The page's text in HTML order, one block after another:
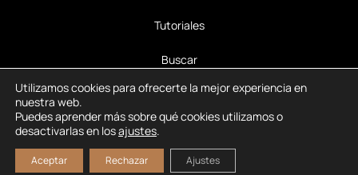
Tutoriales
Buscar
©2026 Carlos Soriano – Diseño Web – Todos los Derechos
Reservados
Utilizamos cookies para ofrecerte la mejor experiencia en
nuestra web.
Puedes aprender más sobre qué cookies utilizamos o
desactivarlas en losajustes.
Aceptar Rechazar Ajustes